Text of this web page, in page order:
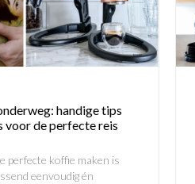
handige tips
voor de perfecte reis
perfecte koffie maken is
eenvoudig én